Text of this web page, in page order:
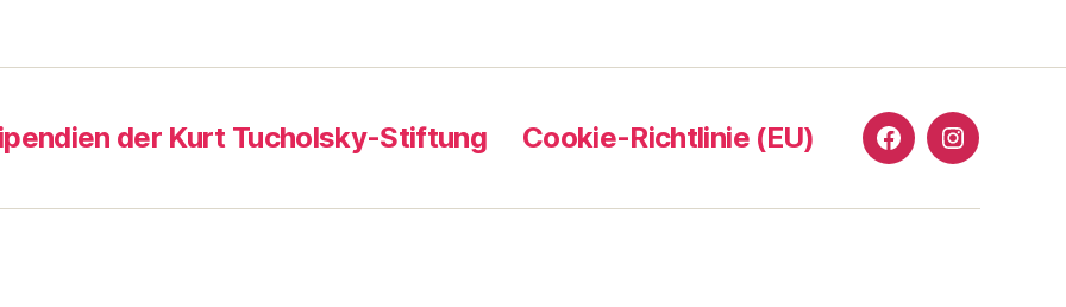
der Kurt Tucholsky-Stiftung Cookie-Richtlinie (EU) FacebookInstagram